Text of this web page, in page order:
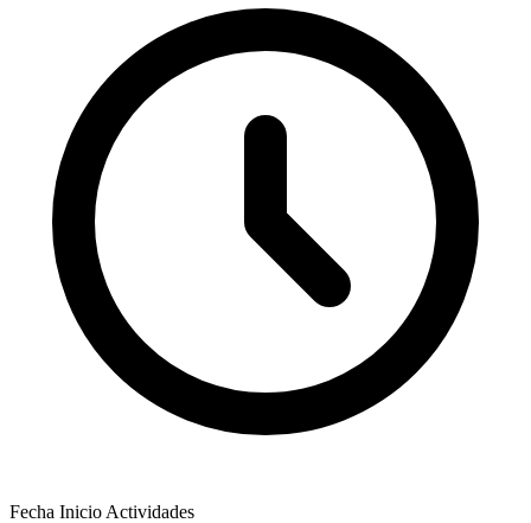
Fecha Inicio Actividades